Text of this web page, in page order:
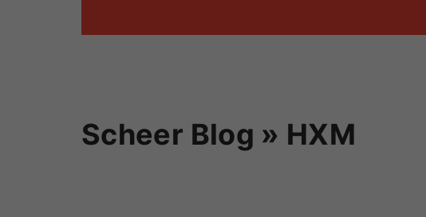
Scheer Blog » HXM